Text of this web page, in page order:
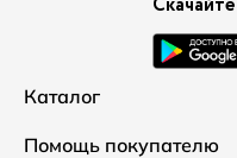
Каталог
Новинки
Помощь покупателю